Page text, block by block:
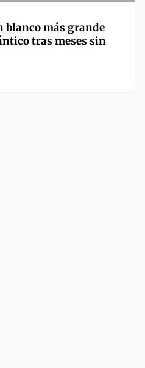
blanco más grande
tras meses sin